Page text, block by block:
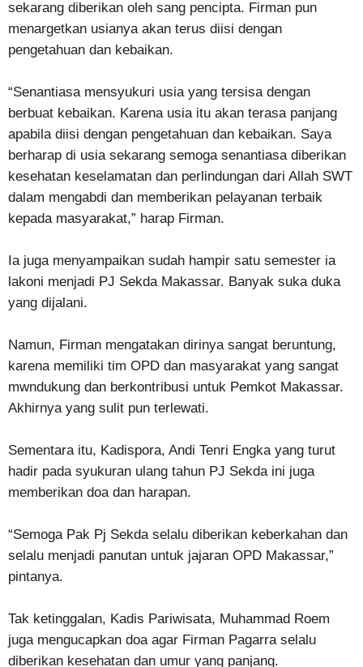
sekarang diberikan oleh sang pencipta. Firman pun
menargetkan usianya akan terus diisi dengan
pengetahuan dan kebaikan.
“Senantiasa mensyukuri usia yang tersisa dengan
berbuat kebaikan. Karena usia itu akan terasa panjang
apabila diisi dengan pengetahuan dan kebaikan. Saya
berharap di usia sekarang semoga senantiasa diberikan
kesehatan keselamatan dan perlindungan dari Allah SWT
dalam mengabdi dan memberikan pelayanan terbaik
kepada masyarakat,” harap Firman.
Ia juga menyampaikan sudah hampir satu semester ia
lakoni menjadi PJ Sekda Makassar. Banyak suka duka
yang dijalani.
Namun, Firman mengatakan dirinya sangat beruntung,
karena memiliki tim OPD dan masyarakat yang sangat
mwndukung dan berkontribusi untuk Pemkot Makassar.
Akhirnya yang sulit pun terlewati.
Sementara itu, Kadispora, Andi Tenri Engka yang turut
hadir pada syukuran ulang tahun PJ Sekda ini juga
memberikan doa dan harapan.
“Semoga Pak Pj Sekda selalu diberikan keberkahan dan
selalu menjadi panutan untuk jajaran OPD Makassar,”
pintanya.
Tak ketinggalan, Kadis Pariwisata, Muhammad Roem
juga mengucapkan doa agar Firman Pagarra selalu
diberikan kesehatan dan umur yang panjang.